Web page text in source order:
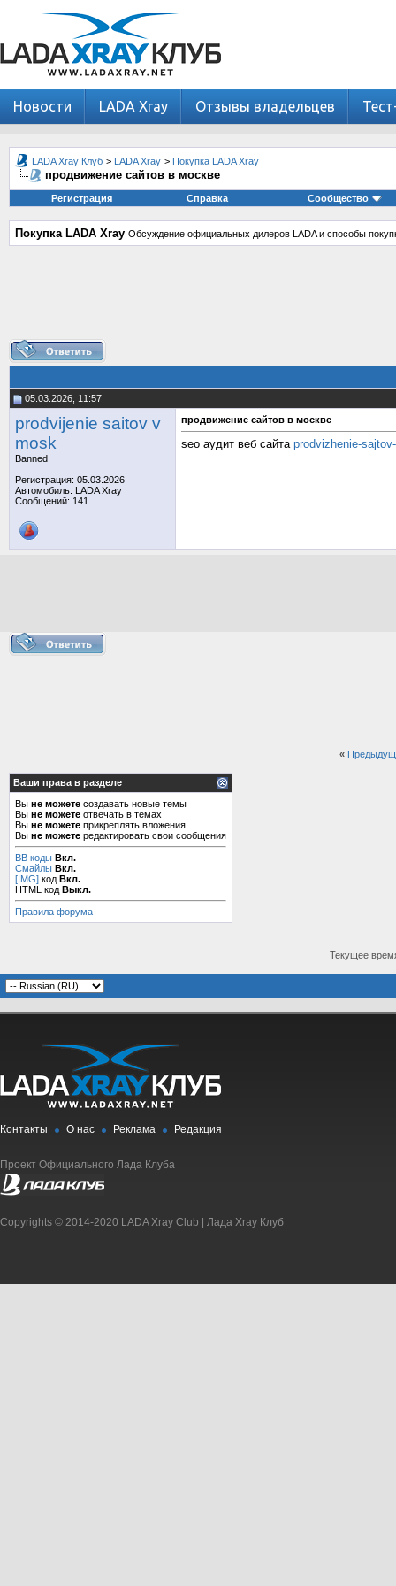
Новости LADA Xray Отзывы владельцев
LADA Xray Клуб > LADA Xray > Покупка LADA Xray
продвижение сайтов в москве
Регистрация Справка Сообщество
Покупка LADA Xray Обсуждение официальных дилеров LADA и способы
05.03.2026, 11:57
prodvijenie saitov v
mosk
Banned
Регистрация: 05.03.2026
Автомобиль: LADA Xray
Сообщений: 141
продвижение сайтов в москве
seo аудит веб сайта prodvizhenie-
«
Ваши права в разделе
Вы не можете создавать новые темы
Вы не можете отвечать в темах
Вы не можете прикреплять вложения
Вы не можете редактировать свои сообщения
BB коды Вкл.
Смайлы Вкл.
[IMG] код Вкл.
HTML код Выкл.
Правила форума
Текущее
Контакты О нас Реклама Редакция
Проект Официального Лада Клуба
Copyrights © 2014-2020 LADA Xray Club | Лада Xray Клуб